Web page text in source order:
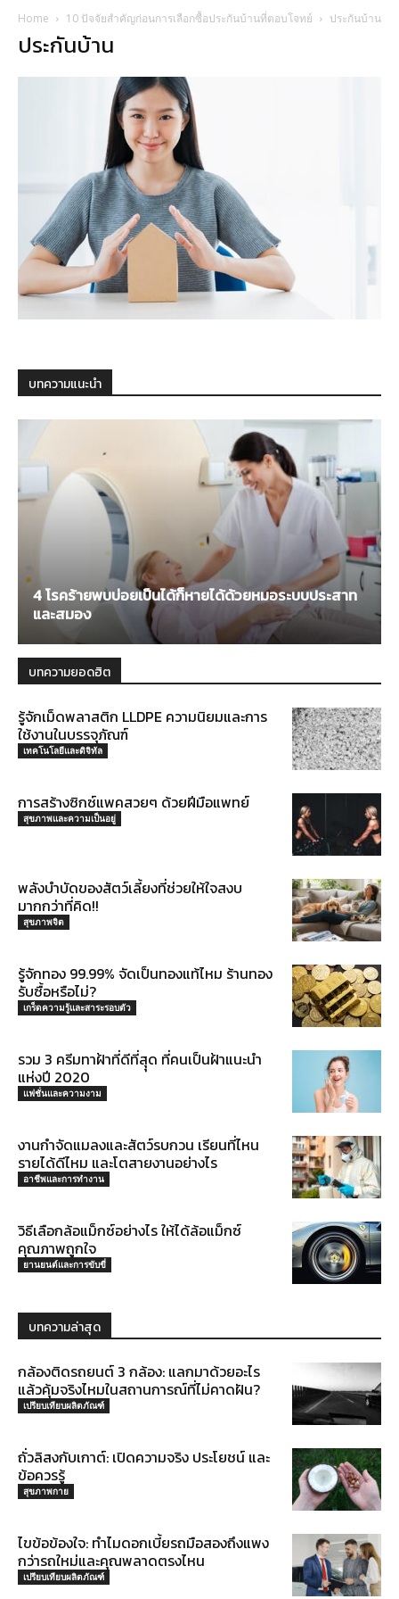
Home 10 ปัจจัยสำคัญก่อนการเลือกซื้อประกันบ้านที่ตอบโจทย์ ประกันบ้าน
ประกันบ้าน
บทความแนะนำ
4 โรคร้ายพบบ่อยเป็นได้ก็หายได้ด้วยหมอระบบประสาท
และสมอง
บทความยอดฮิต
รู้จักเม็ดพลาสติก LLDPE ความนิยมและการ
ใช้งานในบรรจุภัณฑ์
เทคโนโลยีและดิจิทัล
การสร้างซิกซ์แพคสวยๆ ด้วยฝีมือแพทย์
สุขภาพและความเป็นอยู่
พลังบำบัดของสัตว์เลี้ยงที่ช่วยให้ใจสงบ
มากกว่าที่คิด!!
สุขภาพจิต
รู้จักทอง 99.99% จัดเป็นทองแท้ไหม ร้านทอง
รับซื้อหรือไม่?
เกร็ดความรู้และสาระรอบตัว
รวม 3 ครีมทาฝ้าที่ดีที่สุุด ที่คนเป็นฝ้าแนะนำ
แห่งปี 2020
แฟชั่นและความงาม
งานกำจัดแมลงและสัตว์รบกวน เรียนที่ไหน
รายได้ดีไหม และโตสายงานอย่างไร
อาชีพและการทำงาน
วิธีเลือกล้อแม็กซ์อย่างไร ให้ได้ล้อแม็กซ์
คุณภาพถูกใจ
ยานยนต์และการขับขี่
บทความล่าสุด
กล้องติดรถยนต์ 3 กล้อง: แลกมาด้วยอะไร
แล้วคุ้มจริงไหมในสถานการณ์ที่ไม่คาดฝัน?
เปรียบเทียบผลิตภัณฑ์
ถั่วลิสงกับเกาต์: เปิดความจริง ประโยชน์ และ
ข้อควรรู้
สุขภาพกาย
ไขข้อข้องใจ: ทำไมดอกเบี้ยรถมือสองถึงแพง
กว่ารถใหม่และคุณพลาดตรงไหน
เปรียบเทียบผลิตภัณฑ์